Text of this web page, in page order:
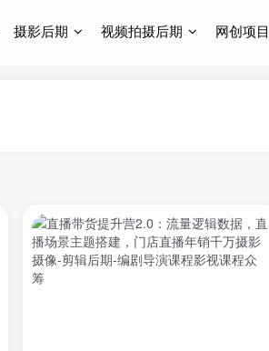
摄影后期 视频拍摄后期 网创项目